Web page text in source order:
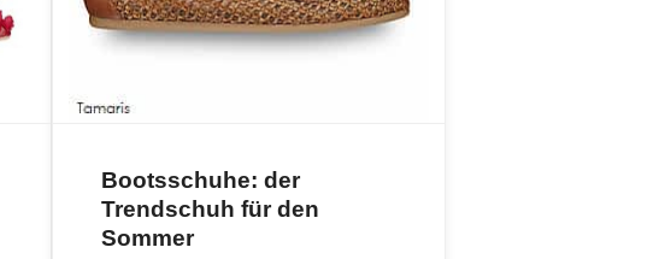
Bootsschuhe: der
Trendschuh für den
Sommer